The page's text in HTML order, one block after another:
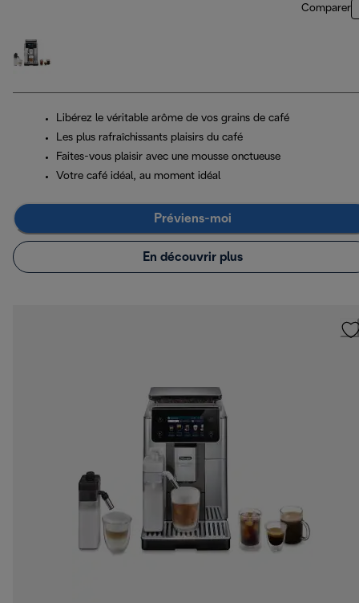
Comparer
Libérez le véritable arôme de vos grains de café
Les plus rafraîchissants plaisirs du café
Faites-vous plaisir avec une mousse onctueuse
Votre café idéal, au moment idéal
Préviens-moi
En découvrir plus